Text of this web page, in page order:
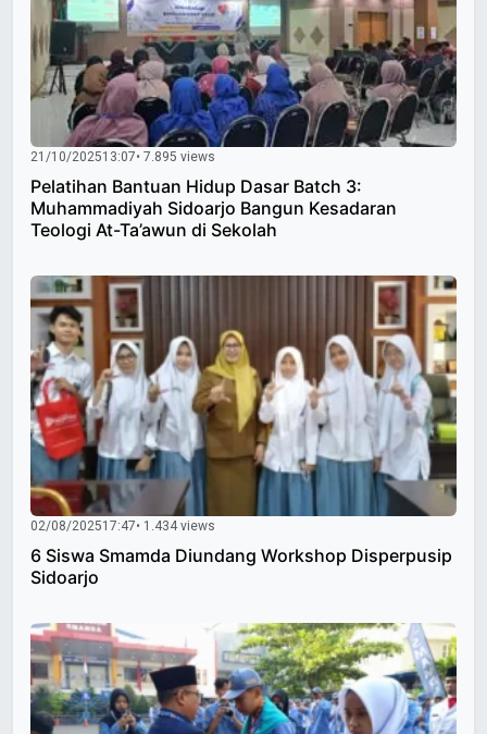
21/10/202513:07• 7.895 views
Pelatihan Bantuan Hidup Dasar Batch 3:
Muhammadiyah Sidoarjo Bangun Kesadaran
Teologi At-Ta’awun di Sekolah
02/08/202517:47• 1.434 views
6 Siswa Smamda Diundang Workshop Disperpusip
Sidoarjo